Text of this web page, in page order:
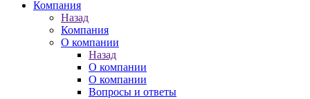
Компания
Назад
Компания
О компании
Назад
О компании
О компании
Вопросы и ответы